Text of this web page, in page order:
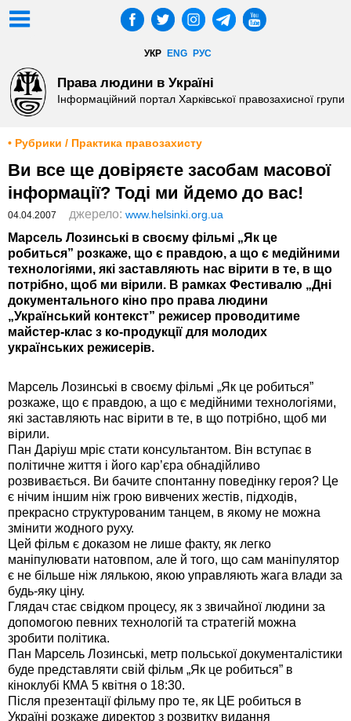
УКР ENG РУС
Права людини в Україні
Інформаційний портал Харківської правозахисної групи
• Рубрики / Практика правозахисту
Ви все ще довіряєте засобам масової
інформації? Тоді ми йдемо до вас!
04.04.2007 джерело: www.helsinki.org.ua
Марсель Лозинські в своєму фільмі „Як це
робиться” розкаже, що є правдою, а що є медійними
технологіями, які заставляють нас вірити в те, в що
потрібно, щоб ми вірили. В рамках Фестивалю „Дні
документального кіно про права людини
„Український контекст” режисер проводитиме
майстер-клас з ко-продукції для молодих
українських режисерів.
Марсель Лозинські в своєму фільмі „Як це робиться”
розкаже, що є правдою, а що є медійними технологіями,
які заставляють нас вірити в те, в що потрібно, щоб ми
вірили.
Пан Даріуш мріє стати консультантом. Він вступає в
політичне життя і його кар’єра обнадійливо
розвивається. Ви бачите спонтанну поведінку героя? Це
є нічим іншим ніж грою вивчених жестів, підходів,
прекрасно структурованим танцем, в якому не можна
змінити жодного руху.
Цей фільм є доказом не лише факту, як легко
маніпулювати натовпом, але й того, що сам маніпулятор
є не більше ніж лялькою, якою управляють жага влади за
будь-яку ціну.
Глядач стає свідком процесу, як з звичайної людини за
допомогою певних технологій та стратегій можна
зробити політика.
Пан Марсель Лозинські, метр польської документалістики
буде представляти свій фільм „Як це робиться” в
кіноклубі КМА 5 квітня о 18:30.
Після презентації фільму про те, як ЦЕ робиться в
Україні розкаже директор з розвитку видання